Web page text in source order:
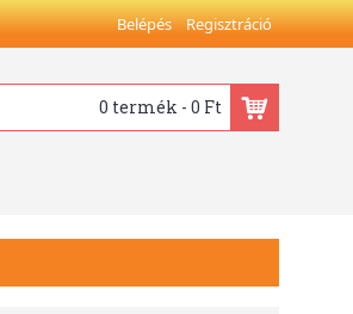
Belépés Regisztráció
0 termék - 0 Ft